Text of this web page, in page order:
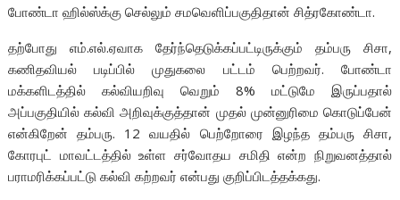
போண்டா ஹில்ஸ்க்கு செல்லும் சமவெளிப்பகுதிதான் சித்ரகோண்டா.
தற்போது எம்.எல்.ஏவாக தேர்ந்தெடுக்கப்பட்டிருக்கும் தம்பரு சிசா,
கணிதவியல் படிப்பில் முதுகலை பட்டம் பெற்றவர். போண்டா
மக்களிடத்தில் கல்வியறிவு வெறும் 8% மட்டுமே இருப்பதால்
அப்பகுதியில் கல்வி அறிவுக்குத்தான் முதல் முன்னுரிமை கொடுப்பேன்
என்கிறேன் தம்பரு. 12 வயதில் பெற்றோரை இழந்த தம்பரு சிசா,
கோரபுட் மாவட்டத்தில் உள்ள சர்வோதய சமிதி என்ற நிறுவனத்தால்
பராமரிக்கப்பட்டு கல்வி கற்றவர் என்பது குறிப்பிடத்தக்கது.